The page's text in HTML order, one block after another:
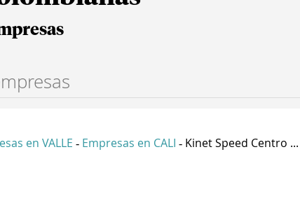
en VALLE - Empresas en CALI - Kinet Speed Centro ...